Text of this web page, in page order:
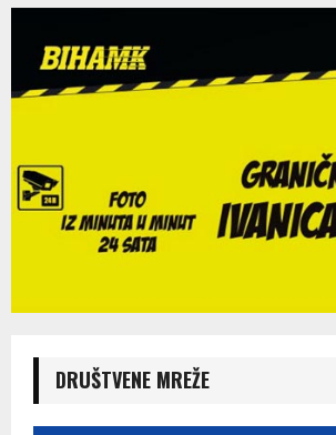
DRUŠTVENE MREŽE